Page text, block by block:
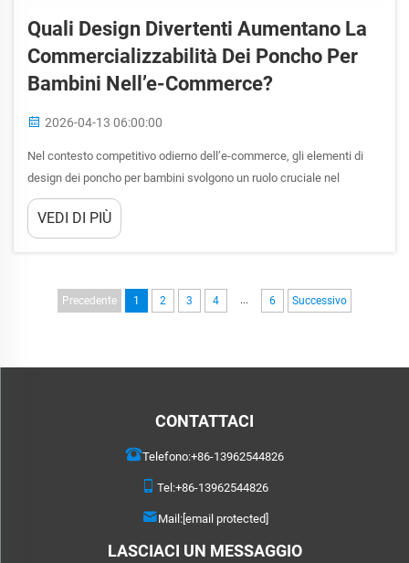
Quali Design Divertenti Aumentano La
Commercializzabilità Dei Poncho Per
Bambini Nell’e-Commerce?
2026-04-13 06:00:00
Nel contesto competitivo odierno dell’e-commerce, gli elementi di
design dei poncho per bambini svolgono un ruolo cruciale nel
determinare il successo delle vendite e nell’attirare l’attenzione sia
dei bambini che dei loro genitori. Design divertenti e coinvolgenti
VEDI DI PIÙ
Precedente 1 2 3 4 ... 6 Successivo
CONTATTACI
Telefono:+86-13962544826
Tel:+86-13962544826
Mail:[email protected]
LASCIACI UN MESSAGGIO